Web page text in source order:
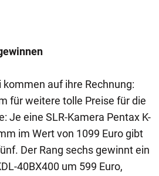
kommen auf ihre Rechnung:
für weitere tolle Preise für die
Je eine SLR-Kamera Pentax K-
im Wert von 1099 Euro gibt
Der Rang sechs gewinnt ein
40BX400 um 599 Euro,